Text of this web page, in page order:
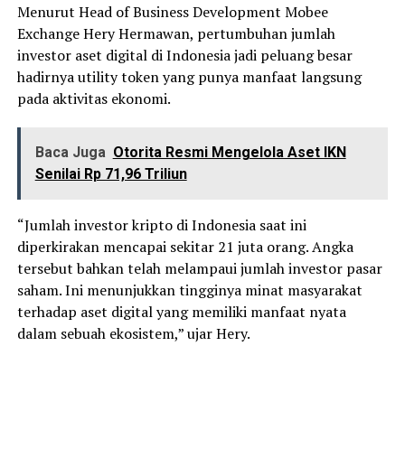
Menurut Head of Business Development Mobee
Exchange Hery Hermawan, pertumbuhan jumlah
investor aset digital di Indonesia jadi peluang besar
hadirnya utility token yang punya manfaat langsung
pada aktivitas ekonomi.
Baca Juga Otorita Resmi Mengelola Aset IKN
Senilai Rp 71,96 Triliun
“Jumlah investor kripto di Indonesia saat ini
diperkirakan mencapai sekitar 21 juta orang. Angka
tersebut bahkan telah melampaui jumlah investor pasar
saham. Ini menunjukkan tingginya minat masyarakat
terhadap aset digital yang memiliki manfaat nyata
dalam sebuah ekosistem,” ujar Hery.